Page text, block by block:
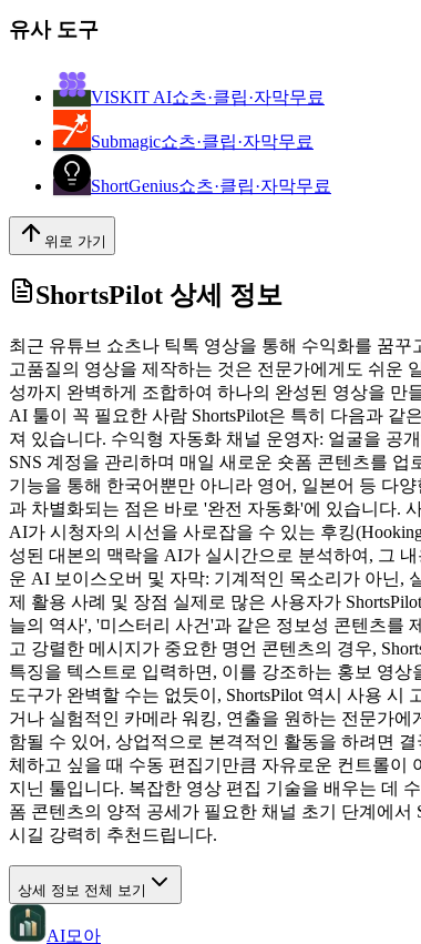
유사 도구
VISKIT AI쇼츠·클립·자막무료
Submagic쇼츠·클립·자막무료
ShortGenius쇼츠·클립·자막무료
위로 가기
ShortsPilot 상세 정보
최근 유튜브 쇼츠나 틱톡 영상을 통해 수익화를 꿈
고품질의 영상을 제작하는 것은 전문가에게도 쉬운
성까지 완벽하게 조합하여 하나의 완성된 영상을 만
AI 툴이 꼭 필요한 사람 ShortsPilot은 특히 다음과
져 있습니다. 수익형 자동화 채널 운영자: 얼굴을 공
SNS 계정을 관리하며 매일 새로운 숏폼 콘텐츠를
기능을 통해 한국어뿐만 아니라 영어, 일본어 등 다
과 차별화되는 점은 바로 '완전 자동화'에 있습니다.
AI가 시청자의 시선을 사로잡을 수 있는 후킹
성된 대본의 맥락을 AI가 실시간으로 분석하여, 그
운 AI 보이스오버 및 자막: 기계적인 목소리가 아닌,
제 활용 사례 및 장점 실제로 많은 사용자가
늘의 역사', '미스터리 사건'과 같은 정보성 콘텐츠를
고 강렬한 메시지가 중요한 명언 콘텐츠의 경우,
특징을 텍스트로 입력하면, 이를 강조하는 홍보 영
도구가 완벽할 수는 없듯이, ShortsPilot 역시 사용
거나 실험적인 카메라 워킹, 연출을 원하는 전문가
함될 수 있어, 상업적으로 본격적인 활동을 하려면
체하고 싶을 때 수동 편집기만큼 자유로운 컨트롤이
지닌 툴입니다. 복잡한 영상 편집 기술을 배우는 데
폼 콘텐츠의 양적 공세가 필요한 채널 초기 단계에
시길 강력히 추천드립니다.
상세 정보 전체 보기
AI모아